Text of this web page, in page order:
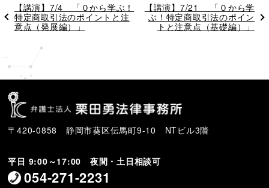
過
去
の
【講演】7/4 「０から学ぶ！
特定商取引法のポイントと注
意点（発展編）」
次
の
【講演】7/21 「０から学
ぶ！特定商取引法のポイン
トと注意点（基礎編）」
〒420-0858 静岡市葵区伝馬町9-10 NTビル3階
平日 9:00～17:00 夜間・土日相談可
054-271-2231